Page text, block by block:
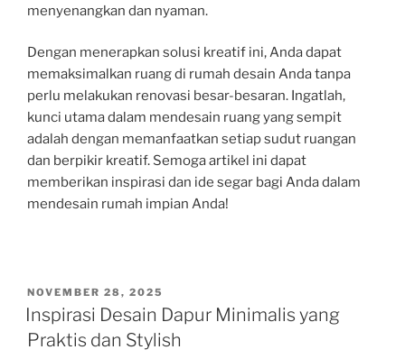
menyenangkan dan nyaman.
Dengan menerapkan solusi kreatif ini, Anda dapat
memaksimalkan ruang di rumah desain Anda tanpa
perlu melakukan renovasi besar-besaran. Ingatlah,
kunci utama dalam mendesain ruang yang sempit
adalah dengan memanfaatkan setiap sudut ruangan
dan berpikir kreatif. Semoga artikel ini dapat
memberikan inspirasi dan ide segar bagi Anda dalam
mendesain rumah impian Anda!
POSTED
ON
NOVEMBER 28, 2025
Inspirasi Desain Dapur Minimalis yang
Praktis dan Stylish